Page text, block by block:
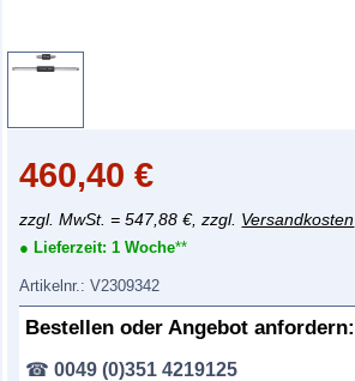
460,40€
zzgl. MwSt. = 547,88 €, zzgl. Versandkosten
● Lieferzeit:1 Woche**
Artikelnr.:V2309342
Bestellen oder Angebot anfordern:
☎0049 (0)351 4219125